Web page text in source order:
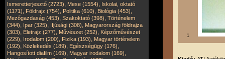
Ismeretterjesztő (2723), Mese (1554), Iskolai, oktató
(1171), Földrajz (754), Politika (610), Biológia (453),
Mezőgazdaság (453), Szakoktató (398), Történelem
(344), Ipar (325), Ifjúsági (308), Magyarország földrajza
(303), Életrajz (277), Művészet (252), Képzőművészet
(229), Irodalom (200), Fizika (193), Magyar történelem
(192), Közlekedés (189), Egészségügy (176),
Hangosított diafilm (169), Magyar irodalom (169),
1